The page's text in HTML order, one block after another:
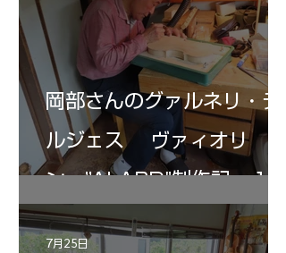
岡部さんのグァルネリ・デ
ルジェス ヴァィオリ
ン ”ALARD"制作記 １2
7月25日